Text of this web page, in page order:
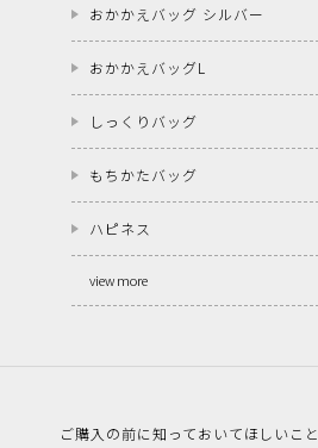
おかかえバッグ シルバー
おかかえバッグL
しっくりバッグ
もちかたバッグ
ハピネス
view more
ご購入の前に知っておいてほしいこと